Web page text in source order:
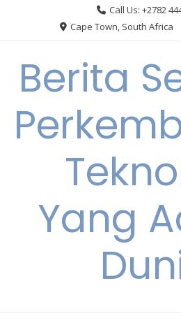
Call Us: +2782
Cape Town, South Africa
Berita
Yang